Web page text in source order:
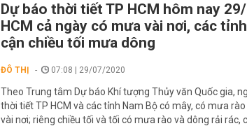
Dự báo thời tiết TP HCM hôm nay
HCM cả ngày có mưa vài nơi, các
cận chiều tối mưa dông
ĐÔ THỊ 07:08 | 29/07/2020
Theo Trung tâm Dự báo Khí tượng Thủy văn Quốc gia,
thời tiết TP HCM và các tỉnh Nam Bộ có mây, có mưa
vài nơi; riêng chiều tối và tối có mưa rào và dông rải rác,